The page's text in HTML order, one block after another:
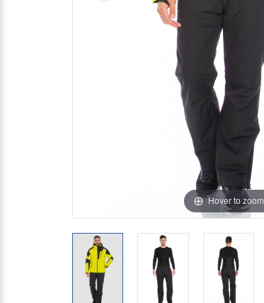
Hover to zoom